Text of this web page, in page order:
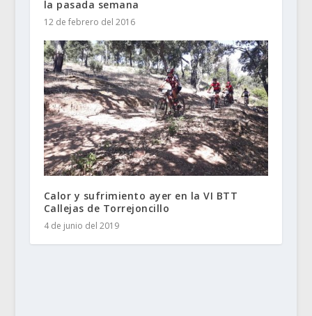
la pasada semana
12 de febrero del 2016
Calor y sufrimiento ayer en la VI BTT
Callejas de Torrejoncillo
4 de junio del 2019